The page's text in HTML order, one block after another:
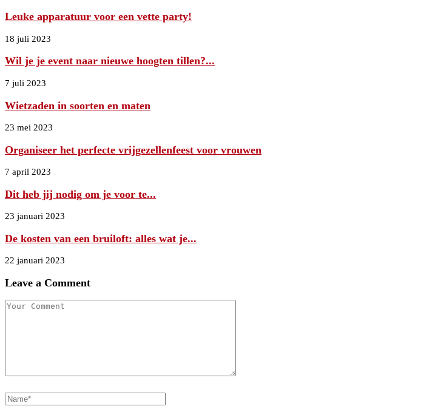
Leuke apparatuur voor een vette party!
18 juli 2023
Wil je je event naar nieuwe hoogten tillen?...
7 juli 2023
Wietzaden in soorten en maten
23 mei 2023
Organiseer het perfecte vrijgezellenfeest voor vrouwen
7 april 2023
Dit heb jij nodig om je voor te...
23 januari 2023
De kosten van een bruiloft: alles wat je...
22 januari 2023
Leave a Comment